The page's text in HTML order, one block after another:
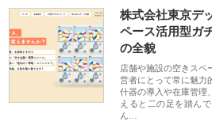
株式会社東京デ
ペース活用型ガ
の全貌
店舗や施設の空きスペ
営者にとって常に魅力
什器の導入や在庫管理
えると二の足を踏ん
ん…